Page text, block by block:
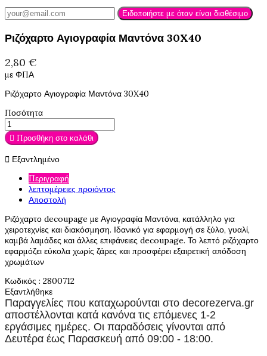
Ειδοποιήστε με όταν είναι διαθέσιμο
Ριζόχαρτο Αγιογραφία Μαντόνα 30X40
2,80 €
με ΦΠΑ
Ριζόχαρτο Αγιογραφία Μαντόνα 30X40
Ποσότητα
 Προσθήκη στο καλάθι
 Εξαντλημένο
Περιγραφή
λεπτομέρειες προιόντος
Αποστολή
Ριζόχαρτο decoupage με Αγιογραφία Μαντόνα, κατάλληλο για
χειροτεχνίες και διακόσμηση. Ιδανικό για εφαρμογή σε ξύλο, γυαλί,
καμβά λαμάδες και άλλες επιφάνειες decoupage. Το λεπτό ριζόχαρτο
εφαρμόζει εύκολα χωρίς ζάρες και προσφέρει εξαιρετική απόδοση
χρωμάτων
Κωδικός : 2800712
Εξαντλήθηκε
Παραγγελίες που καταχωρούνται στο decorezerva.gr
αποστέλλονται κατά κανόνα τις επόμενες 1-2
εργάσιμες ημέρες. Οι παραδόσεις γίνονται από
Δευτέρα έως Παρασκευή από 09:00 - 18:00.